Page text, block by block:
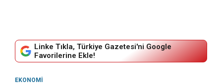
Linke Tıkla, Türkiye Gazetesi'ni Google
Favorilerine Ekle!
EKONOMI